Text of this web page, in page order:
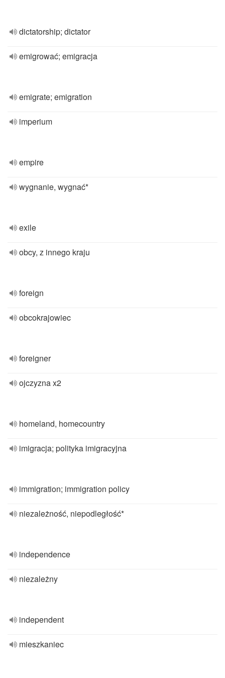
dictatorship; dictator
emigrować; emigracja
emigrate; emigration
imperium
empire
wygnanie, wygnać*
exile
obcy, z innego kraju
foreign
obcokrajowiec
foreigner
ojczyzna x2
homeland, homecountry
imigracja; polityka imigracyjna
immigration; immigration policy
niezależność, niepodległość*
independence
niezależny
independent
mieszkaniec